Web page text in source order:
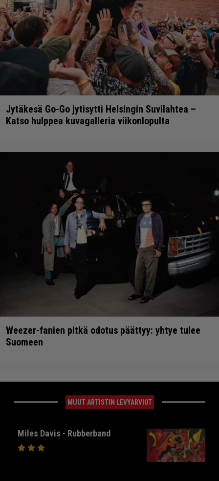
Jytäkesä Go-Go jytisytti Helsingin Suvilahtea –
Katso hulppea kuvagalleria viikonlopulta
Weezer-fanien pitkä odotus päättyy: yhtye tulee
Suomeen
MUUT ARTISTIN LEVYARVIOT
Miles Davis - Rubberband